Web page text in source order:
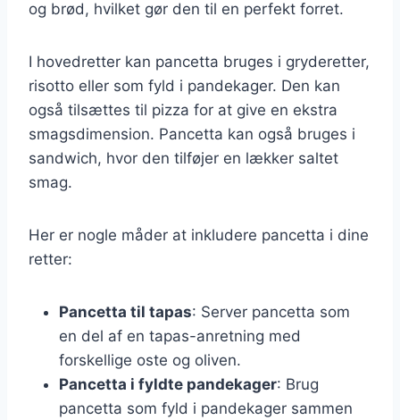
og brød, hvilket gør den til en perfekt forret.
I hovedretter kan pancetta bruges i gryderetter,
risotto eller som fyld i pandekager. Den kan
også tilsættes til pizza for at give en ekstra
smagsdimension. Pancetta kan også bruges i
sandwich, hvor den tilføjer en lækker saltet
smag.
Her er nogle måder at inkludere pancetta i dine
retter:
Pancetta til tapas: Server pancetta som
en del af en tapas-anretning med
forskellige oste og oliven.
Pancetta i fyldte pandekager: Brug
pancetta som fyld i pandekager sammen